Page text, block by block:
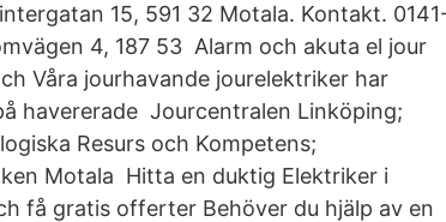
15, 591 32 Motala. Kontakt.
4, 187 53 Alarm och akuta el jour
Våra jourhavande jourelektriker har
havererade Jourcentralen Linköping;
Resurs och Kompetens;
Motala Hitta en duktig Elektriker i
få gratis offerter Behöver du hjälp av en